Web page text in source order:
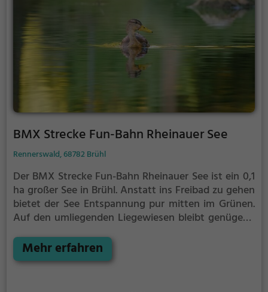
BMX Strecke Fun-Bahn Rheinauer See
Rennerswald, 68782 Brühl
Der BMX Strecke Fun-Bahn Rheinauer See ist ein 0,1
ha großer See in Brühl. Anstatt ins Freibad zu gehen
bietet der See Entspannung pur mitten im Grünen.
Auf den umliegenden Liegewiesen bleibt genügend
bis September ist der BMX Strecke Fun-Bahn
Rheinauer See ein beliebtes Ausflugsziel. Egal ob für
Mehr erfahren